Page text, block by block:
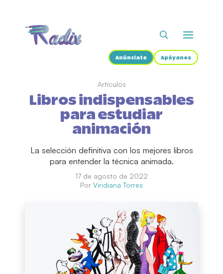
Anúnciate Apóyanos
Artículos
Libros indispensables
para estudiar
animación
La selección definitiva con los mejores libros
para entender la técnica animada.
17 de agosto de 2022
Por Viridiana Torres